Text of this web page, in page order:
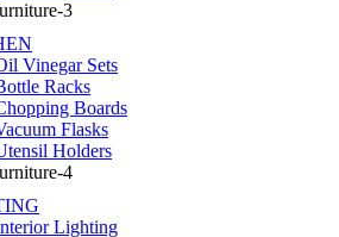
Vinegar Sets
Racks
Boards
Flasks
Holders
Lighting